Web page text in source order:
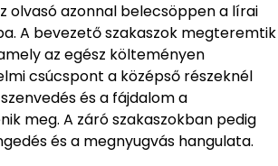
olvasó azonnal belecsöppen a lírai
A bevezető szakaszok megteremtik
az egész költeményen
csúcspont a középső részeknél
és a fájdalom a
meg. A záró szakaszokban pedig
és a megnyugvás hangulata.